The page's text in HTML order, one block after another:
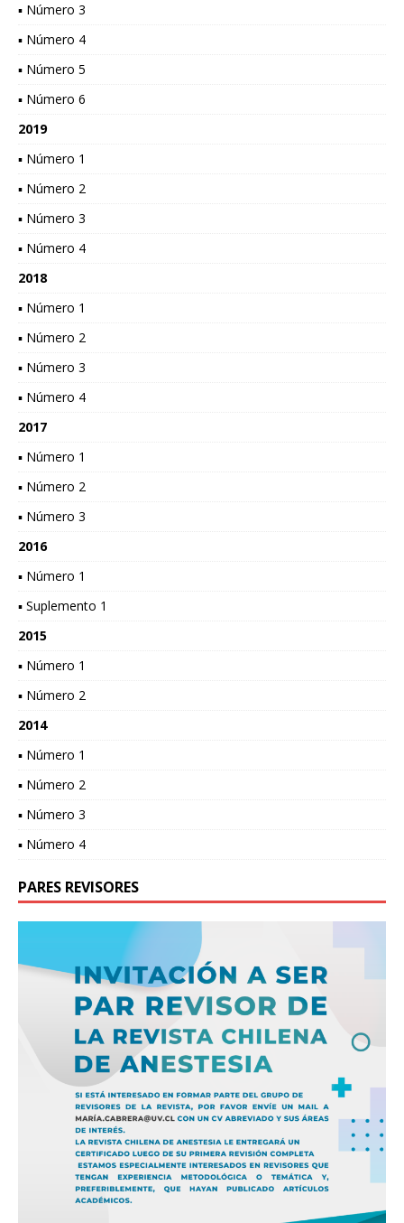
▪ Número 3
▪ Número 4
▪ Número 5
▪ Número 6
2019
▪ Número 1
▪ Número 2
▪ Número 3
▪ Número 4
2018
▪ Número 1
▪ Número 2
▪ Número 3
▪ Número 4
2017
▪ Número 1
▪ Número 2
▪ Número 3
2016
▪ Número 1
▪ Suplemento 1
2015
▪ Número 1
▪ Número 2
2014
▪ Número 1
▪ Número 2
▪ Número 3
▪ Número 4
PARES REVISORES